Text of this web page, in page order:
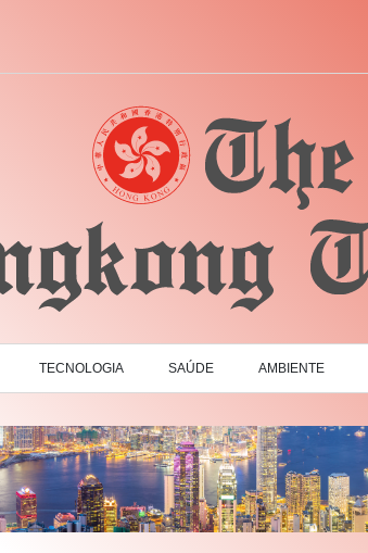
TECNOLOGIA SAÚDE AMBIENTE